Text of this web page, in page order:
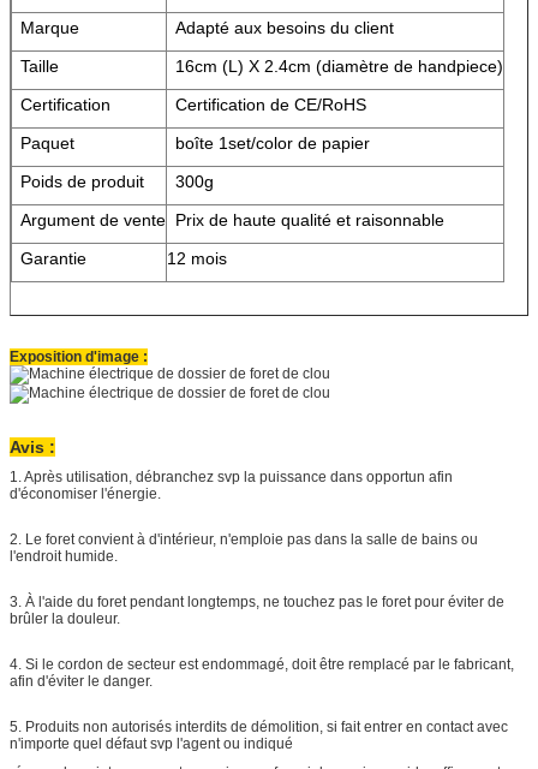
Marque
Adapté aux besoins du client
Taille
16cm (L) X 2.4cm (diamètre de handpiece)
Certification
Certification de CE/RoHS
Paquet
boîte 1set/color de papier
Poids de produit
300g
Argument de vente Prix de haute qualité et raisonnable
Garantie
12 mois
Exposition d'image :
Avis :
1. Après utilisation, débranchez svp la puissance dans opportun afin
d'économiser l'énergie.
2. Le foret convient à d'intérieur, n'emploie pas dans la salle de bains ou
l'endroit humide.
3. À l'aide du foret pendant longtemps, ne touchez pas le foret pour éviter de
brûler la douleur.
4. Si le cordon de secteur est endommagé, doit être remplacé par le fabricant,
afin d'éviter le danger.
5. Produits non autorisés interdits de démolition, si fait entrer en contact avec
n'importe quel défaut svp l'agent ou indiqué